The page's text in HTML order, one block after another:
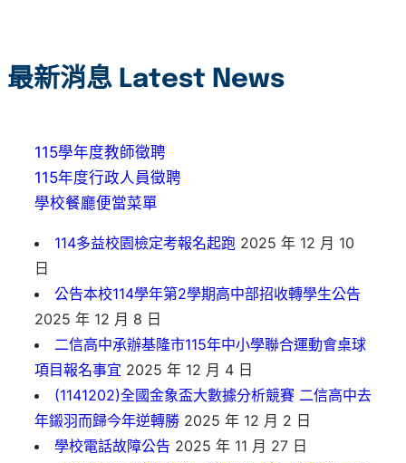
最新消息 Latest News
115學年度教師徵聘
115年度行政人員徵聘
學校餐廳便當菜單
114多益校園檢定考報名起跑 2025 年 12 月 10
日
公告本校114學年第2學期高中部招收轉學生公告
2025 年 12 月 8 日
二信高中承辦基隆市115年中小學聯合運動會桌球
項目報名事宜 2025 年 12 月 4 日
(1141202)全國金象盃大數據分析競賽 二信高中去
年鎩羽而歸今年逆轉勝 2025 年 12 月 2 日
學校電話故障公告 2025 年 11 月 27 日